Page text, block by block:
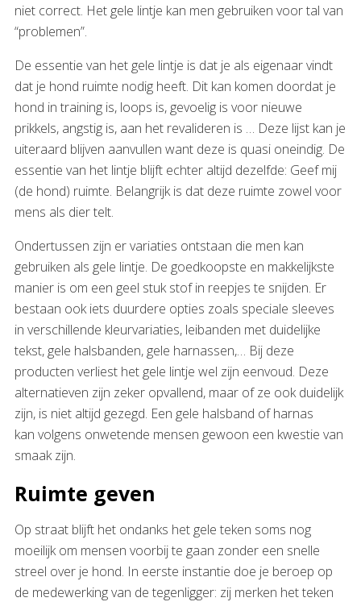
niet correct. Het gele lintje kan men gebruiken voor tal van
“problemen”.
De essentie van het gele lintje is dat je als eigenaar vindt
dat je hond ruimte nodig heeft. Dit kan komen doordat je
hond in training is, loops is, gevoelig is voor nieuwe
prikkels, angstig is, aan het revalideren is … Deze lijst kan je
uiteraard blijven aanvullen want deze is quasi oneindig. De
essentie van het lintje blijft echter altijd dezelfde: Geef mij
(de hond) ruimte. Belangrijk is dat deze ruimte zowel voor
mens als dier telt.
Ondertussen zijn er variaties ontstaan die men kan
gebruiken als gele lintje. De goedkoopste en makkelijkste
manier is om een geel stuk stof in reepjes te snijden. Er
bestaan ook iets duurdere opties zoals speciale sleeves
in verschillende kleurvariaties, leibanden met duidelijke
tekst, gele halsbanden, gele harnassen,… Bij deze
producten verliest het gele lintje wel zijn eenvoud. Deze
alternatieven zijn zeker opvallend, maar of ze ook duidelijk
zijn, is niet altijd gezegd. Een gele halsband of harnas
kan volgens onwetende mensen gewoon een kwestie van
smaak zijn.
Ruimte geven
Op straat blijft het ondanks het gele teken soms nog
moeilijk om mensen voorbij te gaan zonder een snelle
streel over je hond. In eerste instantie doe je beroep op
de medewerking van de tegenligger: zij merken het teken